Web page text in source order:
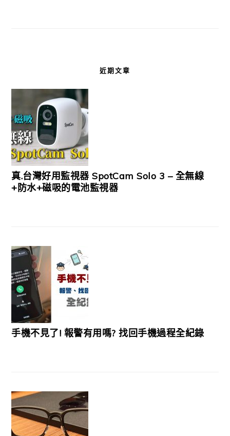
近期文章
真.台灣好用監視器 SpotCam Solo 3 – 全無線
+防水+磁吸的電池監視器
手機不見了! 報警有用嗎? 找回手機過程全紀錄